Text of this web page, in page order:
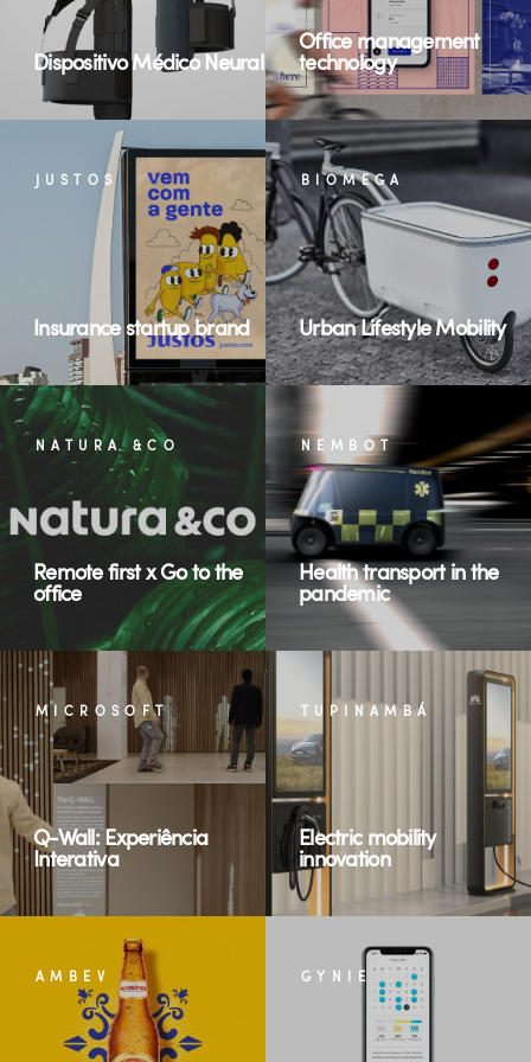
Dispositivo Médico Neural
Office management
technology
JUSTOS
Insurance startup brand
BIOMEGA
Urban Lifestyle Mobility
NATURA &CO
Remote first x Go to the
office
NEMBOT
Health transport in the
pandemic
MICROSOFT
Q-Wall: Experiência
Interativa
TUPINAMBÁ
Electric mobility
innovation
AMBEV GYNIE